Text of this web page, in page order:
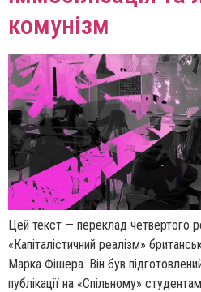
комунізм
Цей текст — переклад четвертого
«Капіталістичний реалізм»
Марка Фішера. Він був
публікації на «Спільному»